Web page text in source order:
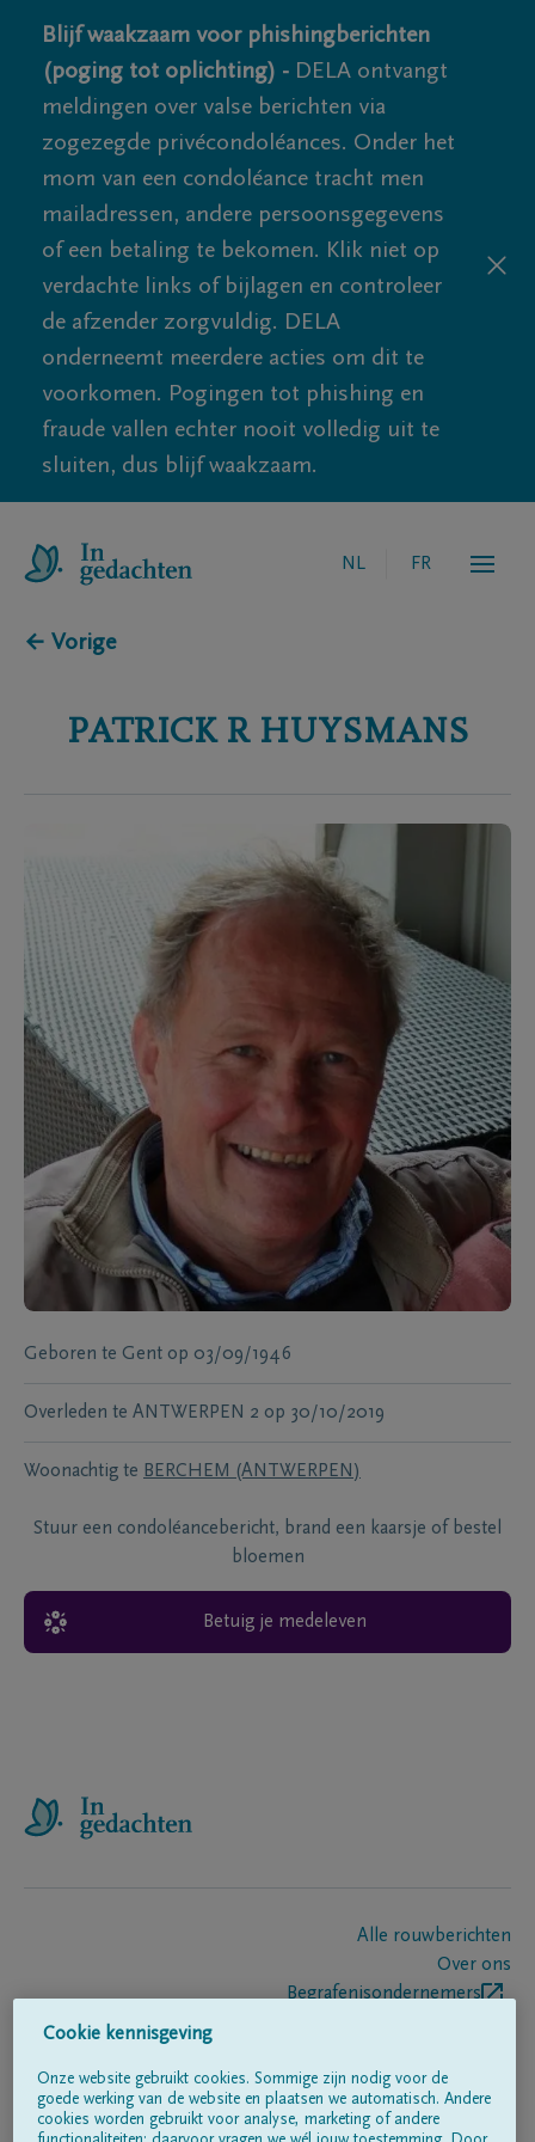
Blijf waakzaam voor phishingberichten
(poging tot oplichting) - DELA ontvangt
meldingen over valse berichten via
zogezegde privécondoléances. Onder het
mom van een condoléance tracht men
mailadressen, andere persoonsgegevens
of een betaling te bekomen. Klik niet op
verdachte links of bijlagen en controleer
de afzender zorgvuldig. DELA
onderneemt meerdere acties om dit te
voorkomen. Pogingen tot phishing en
fraude vallen echter nooit volledig uit te
sluiten, dus blijf waakzaam.
NL FR
← Vorige
PATRICK R HUYSMANS
Geboren te Gent op 03/09/1946
Overleden te ANTWERPEN 2 op 30/10/2019
Woonachtig te BERCHEM (ANTWERPEN)
Stuur een condoléancebericht, brand een kaarsje of bestel
bloemen
Betuig je medeleven
Alle rouwberichten
Over ons
Begrafenisondernemers
Volg ons op
Cookie kennisgeving
Onze website gebruikt cookies. Sommige zijn nodig voor de
goede werking van de website en plaatsen we automatisch. Andere
cookies worden gebruikt voor analyse, marketing of andere